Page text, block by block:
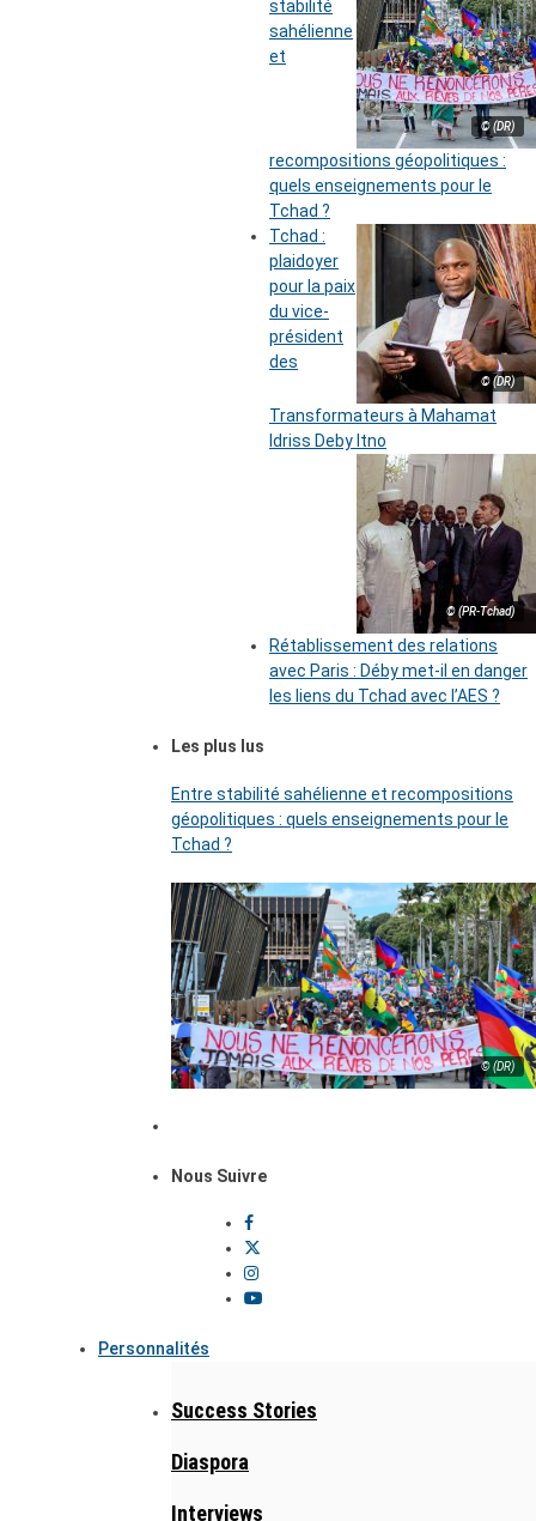
© (DR)
stabilité
sahélienne
et
recompositions géopolitiques :
quels enseignements pour le
Tchad ?
© (DR)
Tchad :
plaidoyer
pour la paix
du vice-
président
des
Transformateurs à Mahamat
Idriss Deby Itno
© (PR-Tchad)
Rétablissement des relations
avec Paris : Déby met-il en danger
les liens du Tchad avec l’AES ?
Les plus lus
Entre stabilité sahélienne et recompositions
géopolitiques : quels enseignements pour le
Tchad ?
© (DR)
Nous Suivre
Personnalités
Success Stories
Diaspora
Interviews